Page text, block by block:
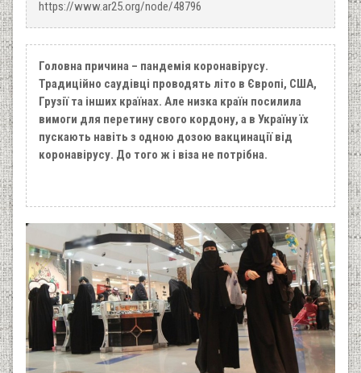
https://www.ar25.org/node/48796
Головна причина – пандемія коронавірусу.
Традиційно саудівці проводять літо в Європі, США,
Грузії та інших країнах. Але низка країн посилила
вимоги для перетину свого кордону, а в Україну їх
пускають навіть з одною дозою вакцинації від
коронавірусу. До того ж і віза не потрібна.